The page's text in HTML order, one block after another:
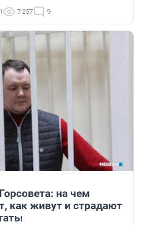
7 257 9
на чем
как живут и страдают